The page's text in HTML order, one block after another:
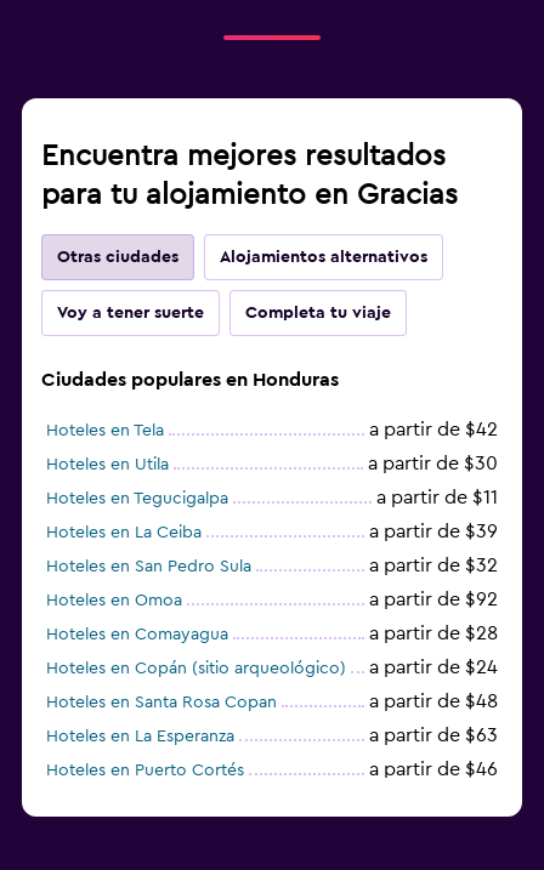
Encuentra mejores resultados
para tu alojamiento en Gracias
Otras ciudades Alojamientos alternativos
Voy a tener suerte Completa tu viaje
Ciudades populares en Honduras
Hoteles en Tela a partir de $42
Hoteles en Utila a partir de $30
Hoteles en Tegucigalpa a partir de $11
Hoteles en La Ceiba a partir de $39
Hoteles en San Pedro Sula a partir de $32
Hoteles en Omoa a partir de $92
Hoteles en Comayagua a partir de $28
Hoteles en Copán (sitio arqueológico) a partir de $24
Hoteles en Santa Rosa Copan a partir de $48
Hoteles en La Esperanza a partir de $63
Hoteles en Puerto Cortés a partir de $46